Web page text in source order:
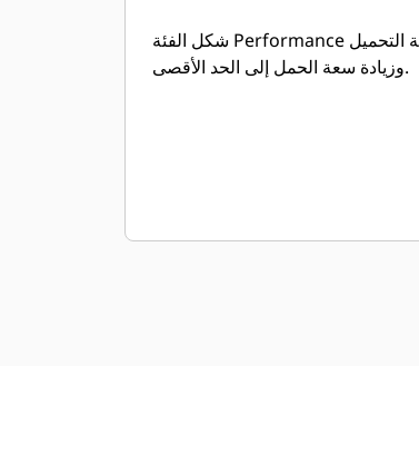
شكل الفئة Performance لسهولة التحميل
وزيادة سعة الحمل إلى الحد الأقصى.